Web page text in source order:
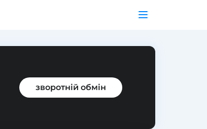
зворотній обмін